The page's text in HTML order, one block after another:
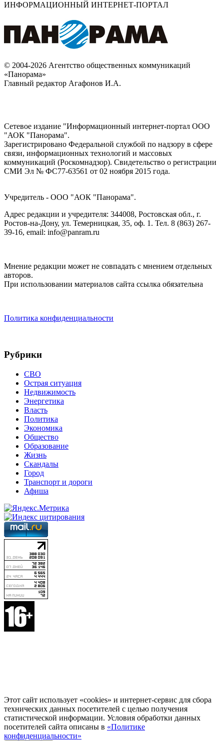
ИНФОРМАЦИОННЫЙ ИНТЕРНЕТ-ПОРТАЛ
© 2004-2026 Агентство общественных коммуникаций
«Панорама»
Главный редактор Агафонов И.А.
Сетевое издание "Информационный интернет-портал ООО
"АОК "Панорама".
Зарегистрировано Федеральной службой по надзору в сфере
связи, информационных технологий и массовых
коммуникаций (Роскомнадзор). Cвидетельство о регистрации
СМИ Эл № ФС77-63561 от 02 ноября 2015 года.
Учредитель - ООО "АОК "Панорама".
Адрес редакции и учредителя: 344008, Ростовская обл., г.
Ростов-на-Дону, ул. Темерницкая, 35, оф. 1. Тел. 8 (863) 267-
39-16, email: info@panram.ru
Мнение редакции может не совпадать с мнением отдельных
авторов.
При использовании материалов сайта ссылка обязательна
Политика конфиденциальности
Рубрики
СВО
Острая ситуация
Недвижимость
Энергетика
Власть
Политика
Экономика
Общество
Образование
Жизнь
Скандалы
Город
Транспорт и дороги
Афиша
Этот сайт использует «cookies» и интернет-сервис для сбора
технических данных посетителей с целью получения
статистической информации. Условия обработки данных
посетителей сайта описаны в «Политике
конфиденциальности»